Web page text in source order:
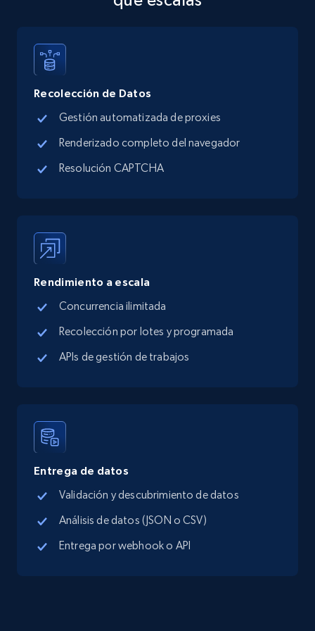
Address, Description, Business details, and
13.3K+
records by location search
Place id, URL, Country, Name, Category,
13.3K+
Google Maps full information - Collect
Google Maps Businesses data by place id
Place id, URL, Country, Name, Category,
Address, Description, Business details, and
13.3K+
Google Maps full information - Discover
Place id, URL, Country, Name, Category,
Address, Description, Business details, and
Recolección de Datos
Gestión automatizada de proxies
Renderizado completo del navegador
Resolución CAPTCHA
Rendimiento a escala
Concurrencia ilimitada
Recolección por lotes y programada
APIs de gestión de trabajos
Entrega de datos
Validación y descubrimiento de datos
Análisis de datos (JSON o CSV)
Entrega por webhook o API